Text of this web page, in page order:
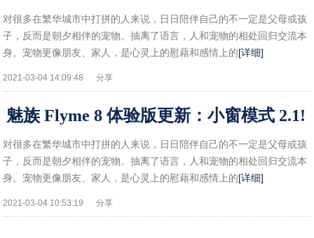
对很多在繁华城市中打拼的人来说，日日陪伴自己的不一定是父母或孩
子，反而是朝夕相伴的宠物。抽离了语言，人和宠物的相处回归交流本
身。宠物更像朋友、家人，是心灵上的慰藉和感情上的[详细]
2021-03-04 14:09:48 分享
魅族 Flyme 8 体验版更新：小窗模式 2.1!
对很多在繁华城市中打拼的人来说，日日陪伴自己的不一定是父母或孩
子，反而是朝夕相伴的宠物。抽离了语言，人和宠物的相处回归交流本
身。宠物更像朋友、家人，是心灵上的慰藉和感情上的[详细]
2021-03-04 10:53:19 分享